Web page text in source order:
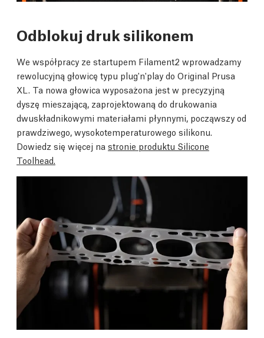
Odblokuj druk silikonem
We współpracy ze startupem Filament2 wprowadzamy
rewolucyjną głowicę typu plug'n'play do Original Prusa
XL. Ta nowa głowica wyposażona jest w precyzyjną
dyszę mieszającą, zaprojektowaną do drukowania
dwuskładnikowymi materiałami płynnymi, począwszy od
prawdziwego, wysokotemperaturowego silikonu.
Dowiedz się więcej na stronie produktu Silicone
Toolhead.